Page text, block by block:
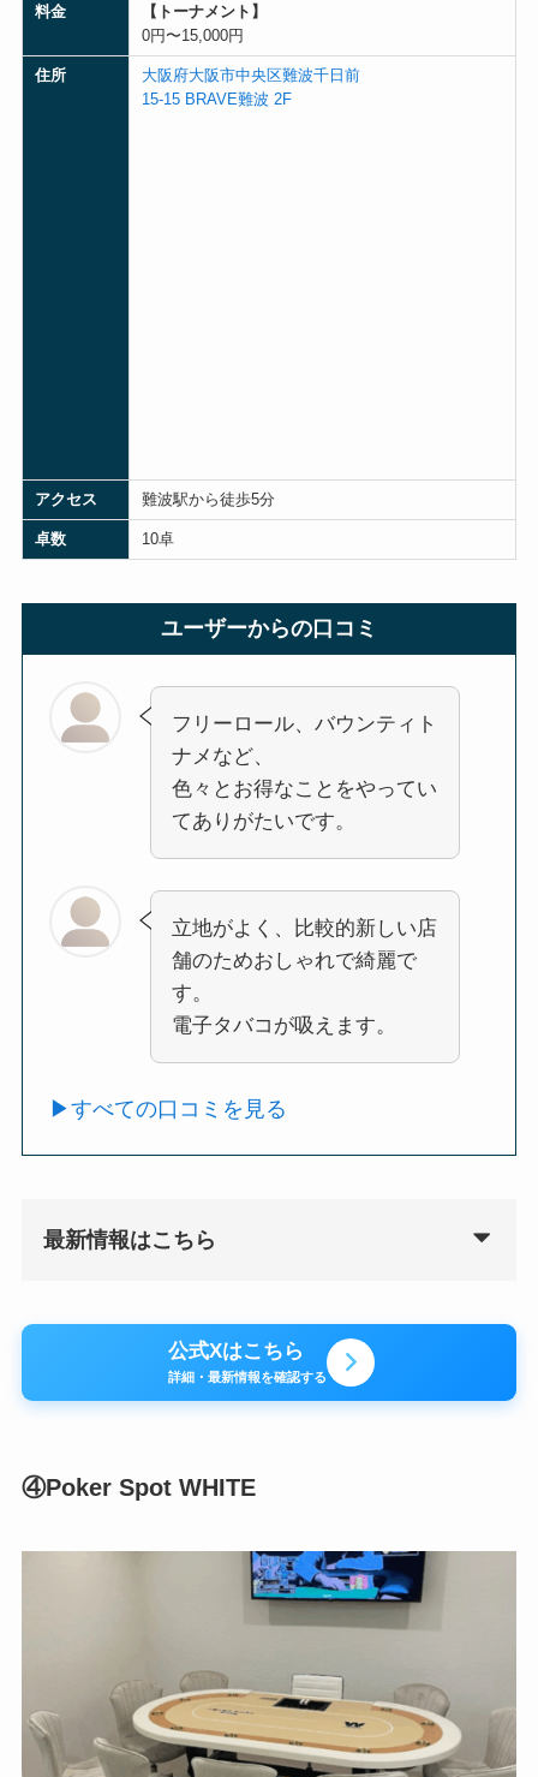
料金
【トーナメント】
0円〜15,000円
住所
大阪府大阪市中央区難波千日前
15-15 BRAVE難波 2F
アクセス 難波駅から徒歩5分
卓数 10卓
ユーザーからの口コミ
フリーロール、バウンティト
ナメなど、
色々とお得なことをやってい
てありがたいです。
立地がよく、比較的新しい店
舗のためおしゃれで綺麗で
す。
電子タバコが吸えます。
▶︎すべての口コミを見る
最新情報はこちら
公式Xはこちら
詳細・最新情報を確認する
④Poker Spot WHITE